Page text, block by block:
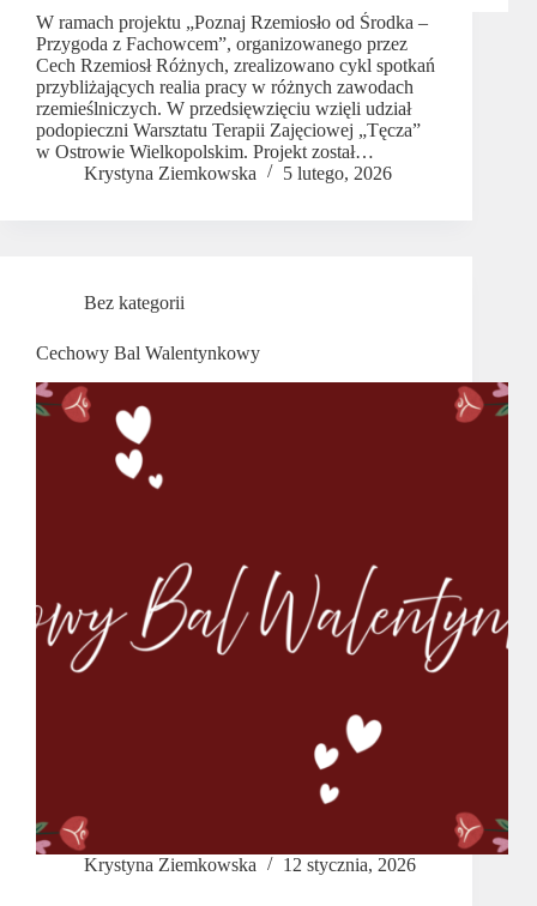
W ramach projektu „Poznaj Rzemiosło od Środka –
Przygoda z Fachowcem”, organizowanego przez
Cech Rzemiosł Różnych, zrealizowano cykl spotkań
przybliżających realia pracy w różnych zawodach
rzemieślniczych. W przedsięwzięciu wzięli udział
podopieczni Warsztatu Terapii Zajęciowej „Tęcza”
w Ostrowie Wielkopolskim. Projekt został…
Krystyna Ziemkowska
5 lutego, 2026
Bez kategorii
Cechowy Bal Walentynkowy
Krystyna Ziemkowska 12 stycznia, 2026